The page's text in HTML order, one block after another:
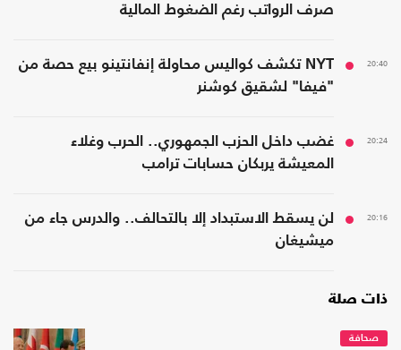
صرف الرواتب رغم الضغوط المالية
20:40
NYT تكشف كواليس محاولة إنفانتينو بيع حصة من
"فيفا" لشقيق كوشنر
20:24
غضب داخل الحزب الجمهوري.. الحرب وغلاء
المعيشة يربكان حسابات ترامب
20:16
لن يسقط الاستبداد إلا بالتحالف.. والدرس جاء من
ميشيغان
ذات صلة
صحافة